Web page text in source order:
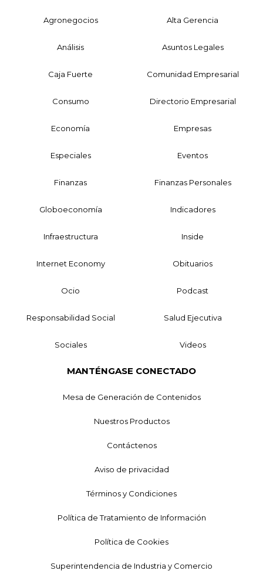
Agronegocios Alta Gerencia
Análisis Asuntos Legales
Caja Fuerte Comunidad Empresarial
Consumo Directorio Empresarial
Economía Empresas
Especiales Eventos
Finanzas Finanzas Personales
Globoeconomía Indicadores
Infraestructura Inside
Internet Economy Obituarios
Ocio Podcast
Responsabilidad Social Salud Ejecutiva
Sociales Videos
MANTÉNGASE CONECTADO
Mesa de Generación de Contenidos
Nuestros Productos
Contáctenos
Aviso de privacidad
Términos y Condiciones
Política de Tratamiento de Información
Política de Cookies
Superintendencia de Industria y Comercio